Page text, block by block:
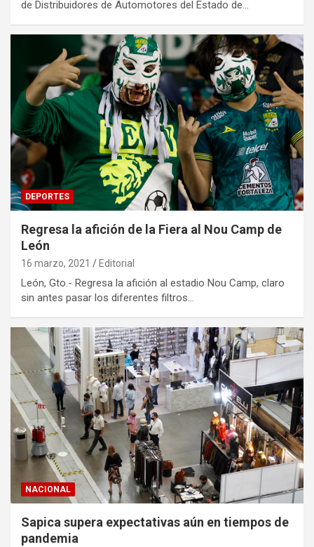
de Distribuidores de Automotores del Estado de…
DEPORTES
Regresa la afición de la Fiera al Nou Camp de
León
16 marzo, 2021 Editorial
León, Gto.- Regresa la afición al estadio Nou Camp, claro
sin antes pasar los diferentes filtros…
NACIONAL
Sapica supera expectativas aún en tiempos de
pandemia